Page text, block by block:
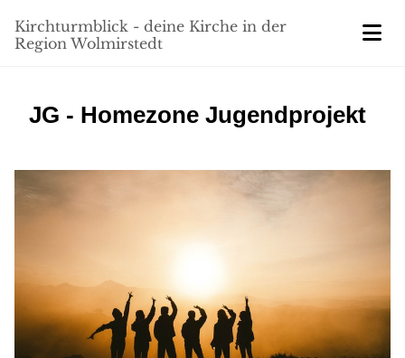
Kirchturmblick - deine Kirche in der
Region Wolmirstedt
JG - Homezone Jugendprojekt